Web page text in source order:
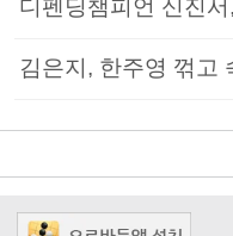
디펜딩챔피언 신진
김은지, 한주영 꺾고